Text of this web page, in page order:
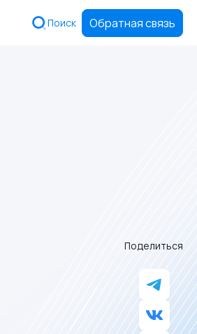
Поиск Обратная связь
Поделиться